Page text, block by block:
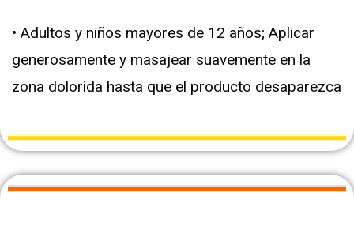
• Adultos y niños mayores de 12 años; Aplicar
generosamente y masajear suavemente en la
zona dolorida hasta que el producto desaparezca